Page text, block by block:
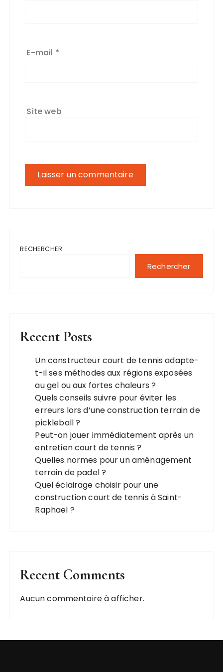
E-mail *
Site web
RECHERCHER
Rechercher
Recent Posts
Un constructeur court de tennis adapte-
t-il ses méthodes aux régions exposées
au gel ou aux fortes chaleurs ?
Quels conseils suivre pour éviter les
erreurs lors d’une construction terrain de
pickleball ?
Peut-on jouer immédiatement après un
entretien court de tennis ?
Quelles normes pour un aménagement
terrain de padel ?
Quel éclairage choisir pour une
construction court de tennis à Saint-
Raphael ?
Recent Comments
Aucun commentaire à afficher.